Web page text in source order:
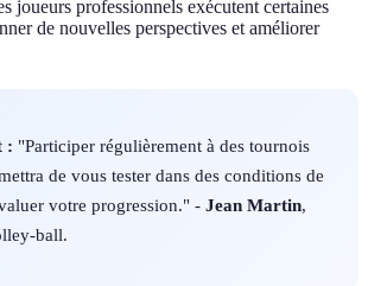
joueurs professionnels exécutent certaines
de nouvelles perspectives et améliorer
: "Participer régulièrement à des tournois
de vous tester dans des conditions de
votre progression." - Jean Martin,
ball.